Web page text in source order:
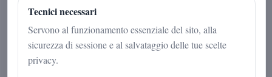
| Sport
Tecnici necessari
Servono al funzionamento essenziale del sito, alla
sicurezza di sessione e al salvataggio delle tue scelte
privacy.